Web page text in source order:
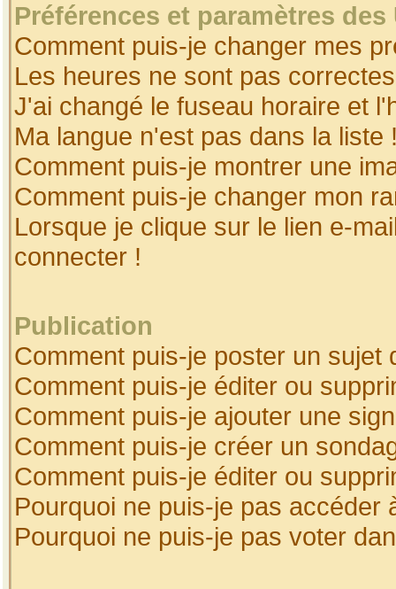
Préférences et paramètres
Comment puis-je changer mes
Les heures ne sont pas
J'ai changé le fuseau horaire et
Ma langue n'est pas dans la liste
Comment puis-je montrer une
Comment puis-je changer mon
Lorsque je clique sur le lien e-
connecter !
Publication
Comment puis-je poster un sujet
Comment puis-je éditer ou
Comment puis-je ajouter une
Comment puis-je créer un
Comment puis-je éditer ou
Pourquoi ne puis-je pas accéder
Pourquoi ne puis-je pas voter